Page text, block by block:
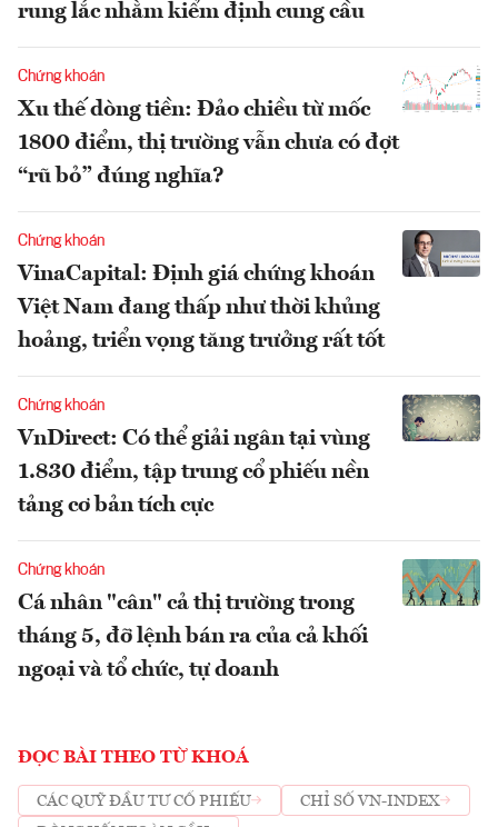
rung lắc nhằm kiểm định cung cầu
Chứng khoán
Xu thế dòng tiền: Đảo chiều từ mốc
1800 điểm, thị trường vẫn chưa có đợt
“rũ bỏ” đúng nghĩa?
Chứng khoán
VinaCapital: Định giá chứng khoán
Việt Nam đang thấp như thời khủng
hoảng, triển vọng tăng trưởng rất tốt
Chứng khoán
VnDirect: Có thể giải ngân tại vùng
1.830 điểm, tập trung cổ phiếu nền
tảng cơ bản tích cực
Chứng khoán
Cá nhân "cân" cả thị trường trong
tháng 5, đỡ lệnh bán ra của cả khối
ngoại và tổ chức, tự doanh
ĐỌC BÀI THEO TỪ KHOÁ
CÁC QUỸ ĐẦU TƯ CỔ PHIẾU
CHỈ SỐ VN-INDEX